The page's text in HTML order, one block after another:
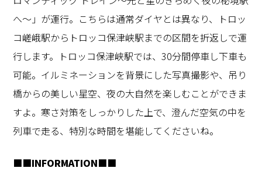
へ～」が運行。こちらは通常ダイヤとは異なり、トロッ
コ嵯峨駅からトロッコ保津峡駅までの区間を折返しで運
行します。トロッコ保津峡駅では、30分間停車し下車も
可能。イルミネーションを背景にした写真撮影や、吊り
橋からの美しい星空、夜の大自然を楽しむことができま
すよ。寒さ対策をしっかりした上で、澄んだ空気の中を
列車で走る、特別な時間を堪能してくださいね。
■■INFORMATION■■